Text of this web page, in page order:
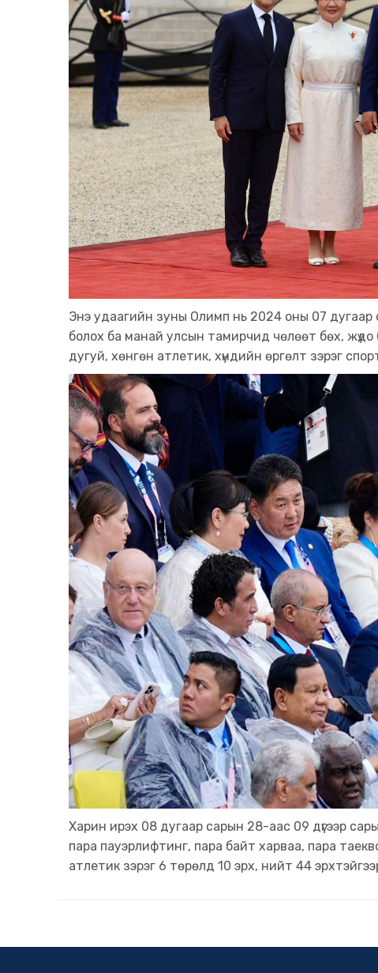
Энэ удаагийн зуны Олимп нь 2024 оны 07 дугаар
болох ба манай улсын тамирчид чөлөөт бөх,
дугуй, хөнгөн атлетик, хүндийн өргөлт зэрэг
Харин ирэх 08 дугаар сарын 28-аас 09 дүгээр
пара пауэрлифтинг, пара байт харваа, пара
атлетик зэрэг 6 төрөлд 10 эрх, нийт 44